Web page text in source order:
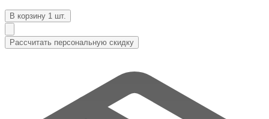
В корзину 1 шт.
Рассчитать персональную скидку